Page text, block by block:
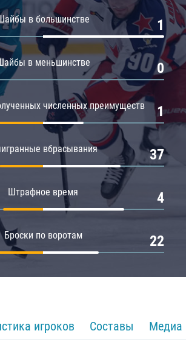
Юлаев
в большинстве 1
в меньшинстве 0
численных преимуществ 1
вбрасывания 37
Штрафное время 4
Броски по воротам 22
игроков Составы Медиа